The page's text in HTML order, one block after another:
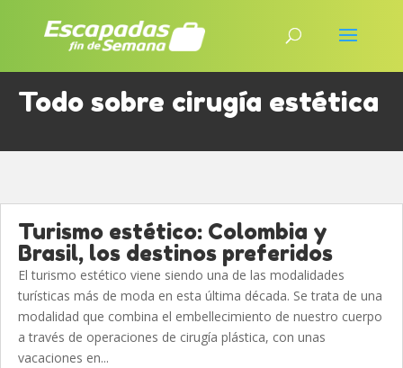
Todo sobre cirugía estética
Turismo estético: Colombia y
Brasil, los destinos preferidos
El turismo estético viene siendo una de las modalidades
turísticas más de moda en esta última década. Se trata de una
modalidad que combina el embellecimiento de nuestro cuerpo
a través de operaciones de cirugía plástica, con unas
vacaciones en...